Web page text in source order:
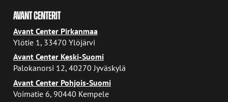
AVANT CENTERIT
Avant Center Pirkanmaa
Ylötie 1, 33470 Ylöjärvi
Avant Center Keski-Suomi
Palokanorsi 12, 40270 Jyväskylä
Avant Center Pohjois-Suomi
Voimatie 6, 90440 Kempele